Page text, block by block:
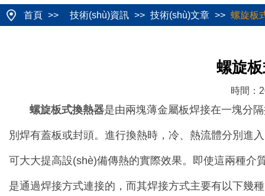
首頁 >> 技術(shù)資訊 >> 技術(shù)文章 >> 螺旋板
螺旋板
時間：
螺旋板式換熱器是由兩塊薄金屬板焊接在一塊分隔
別焊有蓋板或封頭。進行換熱時，冷、熱流體分別進
可大大提高設(shè)備傳熱的實際效果。即使這兩種
是通過焊接方式連接的，而其焊接方式主要有以下幾